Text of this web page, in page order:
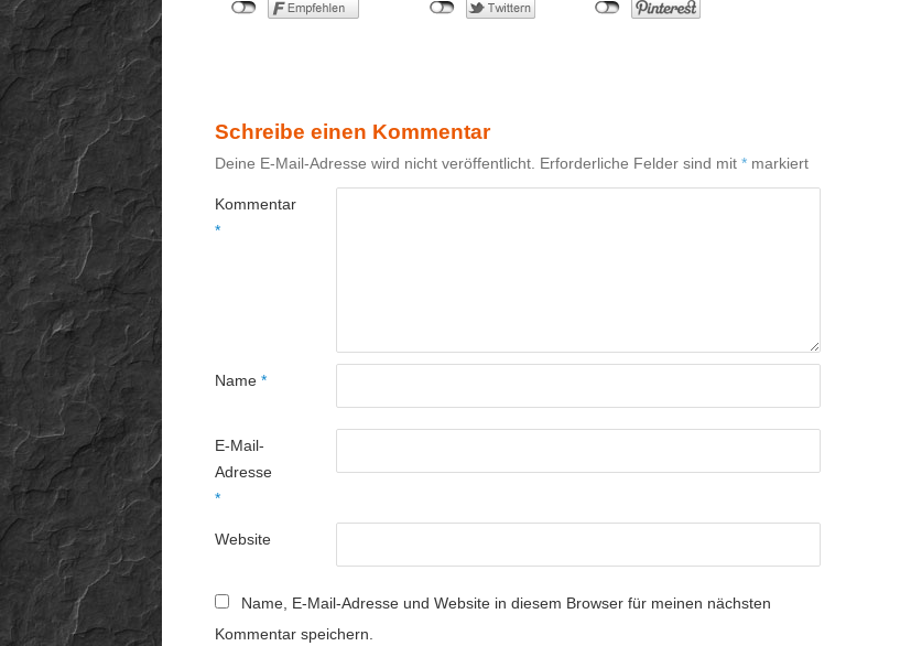
Schreibe einen Kommentar
Deine E-Mail-Adresse wird nicht veröffentlicht. Erforderliche Felder sind mit * markiert
Kommentar
*
Name *
E-Mail-
Adresse
*
Website
Name, E-Mail-Adresse und Website in diesem Browser für meinen nächsten
Kommentar speichern.